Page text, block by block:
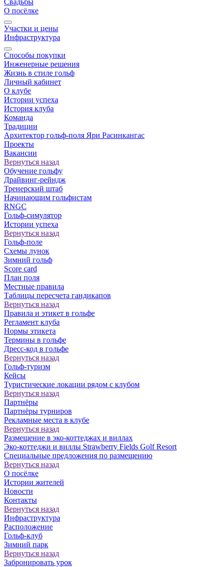
Свадьбы
О посёлке
Участки и цены
Инфраструктура
Способы покупки
Инженерные решения
Жизнь в стиле гольф
Личный кабинет
О клубе
Истории успеха
История клуба
Команда
Традиции
Архитектор гольф-поля Яри Расинкангас
Проекты
Вакансии
Вернуться назад
Обучение гольфу
Драйвинг-рейндж
Тренерский штаб
Начинающим гольфистам
RNGC
Гольф-симулятор
Истории успеха
Вернуться назад
Гольф-поле
Схемы лунок
Зимний гольф
Score card
План поля
Местные правила
Таблицы пересчета гандикапов
Вернуться назад
Правила и этикет в гольфе
Регламент клуба
Нормы этикета
Термины в гольфе
Дресс-код в гольфе
Вернуться назад
Гольф-туризм
Кейсы
Туристические локации рядом с клубом
Вернуться назад
Партнёры
Партнёры турниров
Рекламные места в клубе
Вернуться назад
Размещение в эко-коттеджах и виллах
Эко-коттеджи и виллы Strawberry Fields Golf Resort
Специальные предложения по размещению
Вернуться назад
О посёлке
Истории жителей
Новости
Контакты
Вернуться назад
Инфраструктура
Расположение
Гольф-клуб
Зимний парк
Вернуться назад
Забронировать урок